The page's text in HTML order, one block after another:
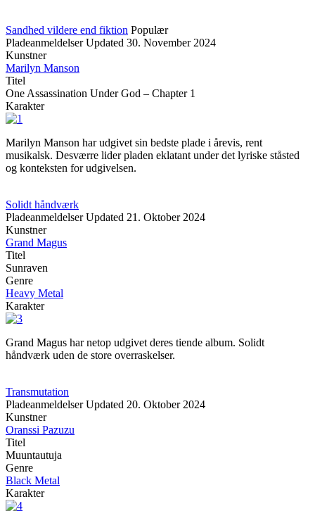
Sandhed vildere end fiktion Populær
Pladeanmeldelser Updated 30. November 2024
Kunstner
Marilyn Manson
Titel
One Assassination Under God – Chapter 1
Karakter
Marilyn Manson har udgivet sin bedste plade i årevis, rent
musikalsk. Desværre lider pladen eklatant under det lyriske ståsted
og konteksten for udgivelsen.
Solidt håndværk
Pladeanmeldelser Updated 21. Oktober 2024
Kunstner
Grand Magus
Titel
Sunraven
Genre
Heavy Metal
Karakter
Grand Magus har netop udgivet deres tiende album. Solidt
håndværk uden de store overraskelser.
Transmutation
Pladeanmeldelser Updated 20. Oktober 2024
Kunstner
Oranssi Pazuzu
Titel
Muuntautuja
Genre
Black Metal
Karakter